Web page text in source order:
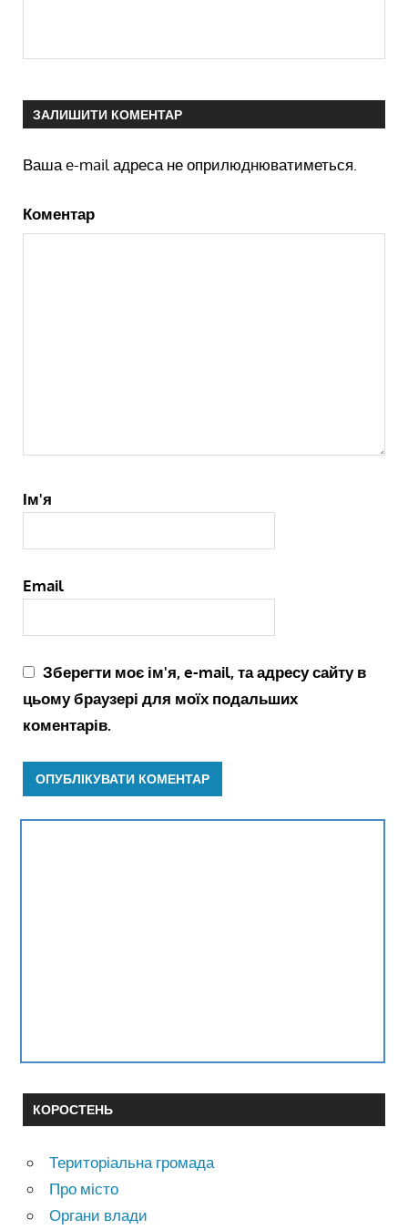
ЗАЛИШИТИ КОМЕНТАР
Ваша e-mail адреса не оприлюднюватиметься.
Коментар
Ім'я
Email
Зберегти моє ім'я, e-mail, та адресу сайту в
цьому браузері для моїх подальших
коментарів.
КОРОСТЕНЬ
Територіальна громада
Про місто
Органи влади